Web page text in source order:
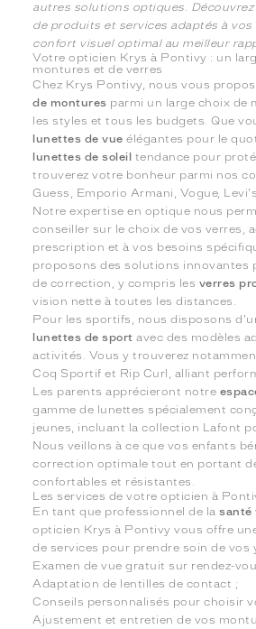
autres solutions optiques.
de produits et services adaptés à
confort visuel optimal au meilleur
Votre opticien Krys à Pontivy : un
montures et de verres
Chez Krys Pontivy, nous vous
de montures parmi un large choix de
les styles et tous les budgets. Que
lunettes de vue élégantes pour le
lunettes de soleil tendance pour
trouverez votre bonheur parmi nos
Guess, Emporio Armani, Vogue,
Notre expertise en optique nous
conseiller sur le choix de vos verres,
prescription et à vos besoins
proposons des solutions innovantes
de correction, y compris les verres
vision nette à toutes les distances.
Pour les sportifs, nous disposons
lunettes de sport avec des modèles
activités. Vous y trouverez
Coq Sportif et Rip Curl, alliant
Les parents apprécieront notre
gamme de lunettes spécialement
jeunes, incluant la collection Lafont
Nous veillons à ce que vos enfants
correction optimale tout en portant
confortables et résistantes.
Les services de votre opticien à
En tant que professionnel de lasanté
opticien Krys à Pontivy vous offre
de services pour prendre soin de vos
Examen de vue gratuit sur rendez-
Adaptation de lentilles de contact ;
Conseils personnalisés pour choisir
Ajustement et entretien de vos